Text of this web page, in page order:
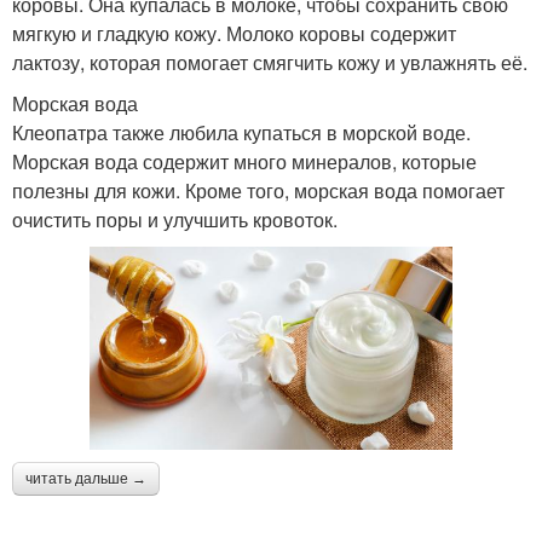
мягкую и гладкую кожу. Молоко коровы содержит
лактозу, которая помогает смягчить кожу и увлажнять её.
Морская вода
Клеопатра также любила купаться в морской воде.
Морская вода содержит много минералов, которые
полезны для кожи. Кроме того, морская вода помогает
очистить поры и улучшить кровоток.
читать дальше →